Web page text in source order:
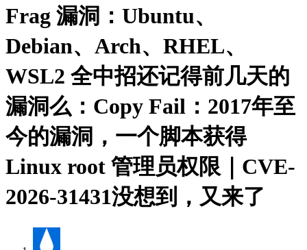
Frag 漏洞：Ubuntu、
Debian、Arch、RHEL、
WSL2 全中招还记得前几天的
漏洞么：Copy Fail：2017年至
今的漏洞，一个脚本获得
Linux root 管理员权限｜CVE-
2026-31431没想到，又来了